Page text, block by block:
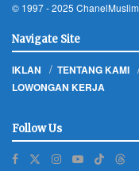
© 1997 - 2025 ChanelMuslim
Navigate Site
IKLAN TENTANG KAMI
LOWONGAN KERJA
Follow Us